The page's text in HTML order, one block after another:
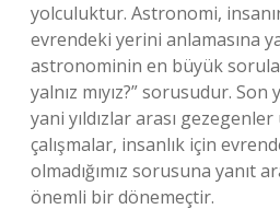
yolculuktur. Astronomi,
evrendeki yerini anlamasına
astronominin en büyük
yalnız mıyız?” sorusudur.
yani yıldızlar arası
çalışmalar, insanlık için
olmadığımız sorusuna yanıt
önemli bir dönemeçtir.